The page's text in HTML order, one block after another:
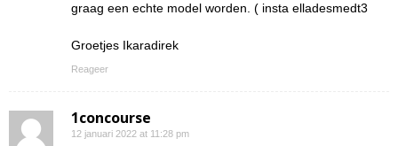
graag een echte model worden. ( insta elladesmedt3
Groetjes Ikaradirek
Reageer
1concourse
12 januari 2022 at 11:28 pm